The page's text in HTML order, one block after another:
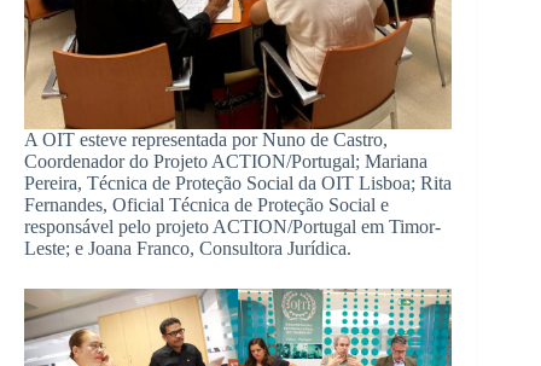
A OIT esteve representada por Nuno de Castro,
Coordenador do Projeto ACTION/Portugal; Mariana
Pereira, Técnica de Proteção Social da OIT Lisboa; Rita
Fernandes, Oficial Técnica de Proteção Social e
responsável pelo projeto ACTION/Portugal em Timor-
Leste; e Joana Franco, Consultora Jurídica.